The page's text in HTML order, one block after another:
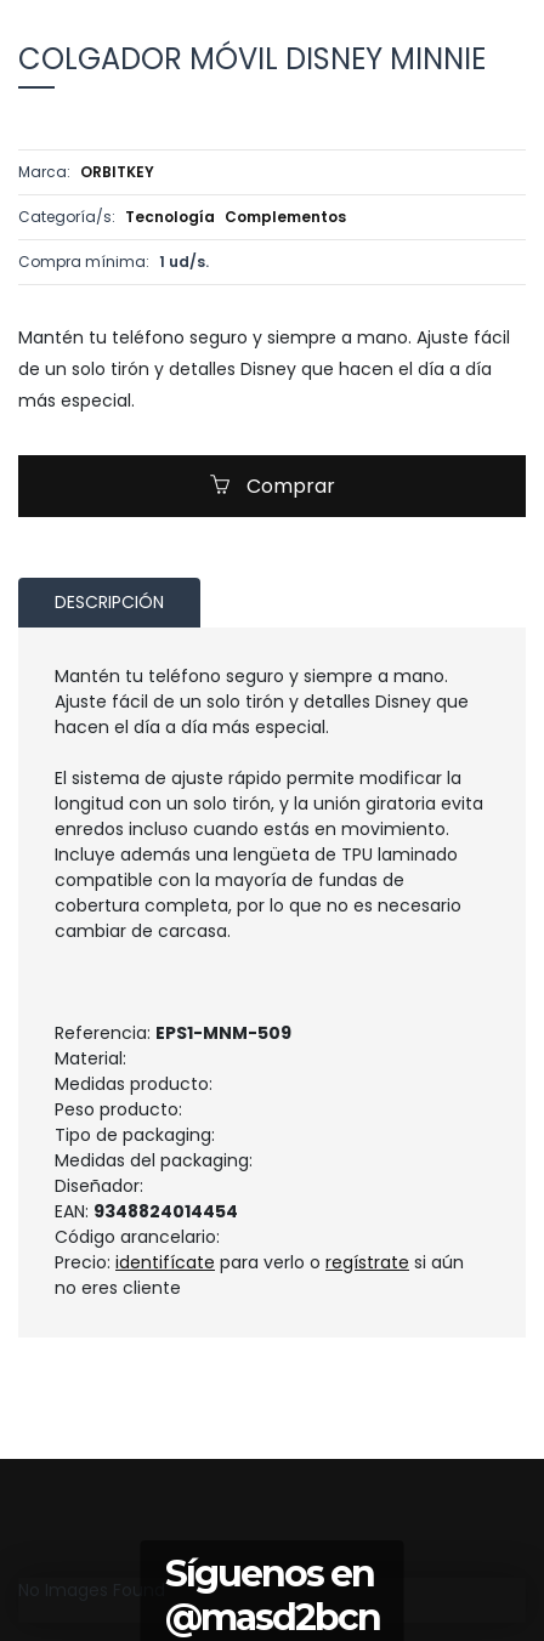
COLGADOR MÓVIL DISNEY MINNIE
Marca: ORBITKEY
Categoría/s: Tecnología Complementos
Compra mínima: 1 ud/s.
Mantén tu teléfono seguro y siempre a mano. Ajuste fácil
de un solo tirón y detalles Disney que hacen el día a día
más especial.
Comprar
DESCRIPCIÓN
Mantén tu teléfono seguro y siempre a mano.
Ajuste fácil de un solo tirón y detalles Disney que
hacen el día a día más especial.
El sistema de ajuste rápido permite modificar la
longitud con un solo tirón, y la unión giratoria evita
enredos incluso cuando estás en movimiento.
Incluye además una lengüeta de TPU laminado
compatible con la mayoría de fundas de
cobertura completa, por lo que no es necesario
cambiar de carcasa.
Referencia: EPS1-MNM-509
Material:
Medidas producto:
Peso producto:
Tipo de packaging:
Medidas del packaging:
Diseñador:
EAN: 9348824014454
Código arancelario:
Precio: identifícate para verlo o regístrate si aún
no eres cliente
Síguenos en
@masd2bcn